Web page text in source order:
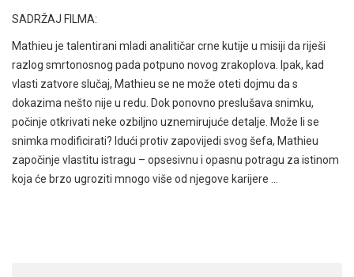
SADRŽAJ FILMA:
Mathieu je talentirani mladi analitičar crne kutije u misiji da riješi
razlog smrtonosnog pada potpuno novog zrakoplova. Ipak, kad
vlasti zatvore slučaj, Mathieu se ne može oteti dojmu da s
dokazima nešto nije u redu. Dok ponovno preslušava snimku,
počinje otkrivati neke ozbiljno uznemirujuće detalje. Može li se
snimka modificirati? Idući protiv zapovijedi svog šefa, Mathieu
započinje vlastitu istragu – opsesivnu i opasnu potragu za istinom
koja će brzo ugroziti mnogo više od njegove karijere …